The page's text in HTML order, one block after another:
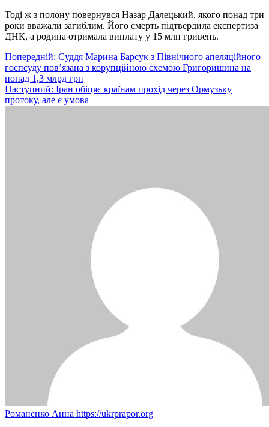
Тоді ж з полону повернувся Назар Далецький, якого понад три
роки вважали загиблим. Його смерть підтвердила експертиза
ДНК, а родина отримала виплату у 15 млн гривень.
Навігація
записів
Попередній: Суддя Марина Барсук з Північного апеляційного
госпсуду пов’язана з корупційною схемою Григоришина на
понад 1,3 млрд грн
Наступний: Іран обіцяє країнам прохід через Ормузьку
протоку, але є умова
Романенко Анна https://ukrprapor.org